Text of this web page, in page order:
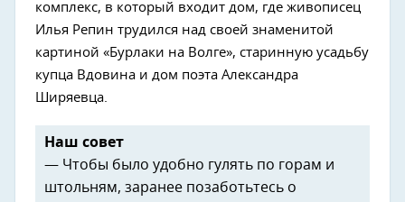
комплекс, в который входит дом, где живописец
Илья Репин трудился над своей знаменитой
картиной «Бурлаки на Волге», старинную усадьбу
купца Вдовина и дом поэта Александра
Ширяевца.
Наш совет
— Чтобы было удобно гулять по горам и
штольням, заранее позаботьтесь о